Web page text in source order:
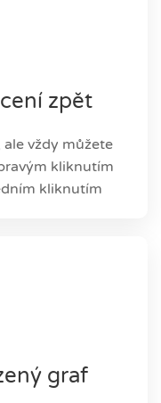
zpět
vždy můžete
kliknutím
kliknutím
graf